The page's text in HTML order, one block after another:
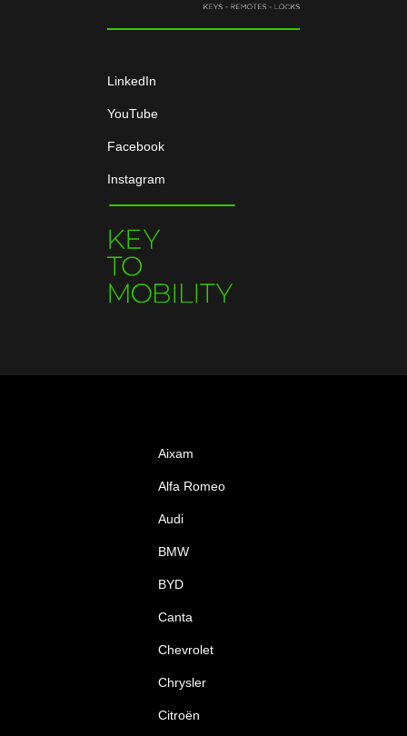
LinkedIn
YouTube
Facebook
Instagram
Aixam
Alfa Romeo
Audi
BMW
BYD
Canta
Chevrolet
Chrysler
Citroën